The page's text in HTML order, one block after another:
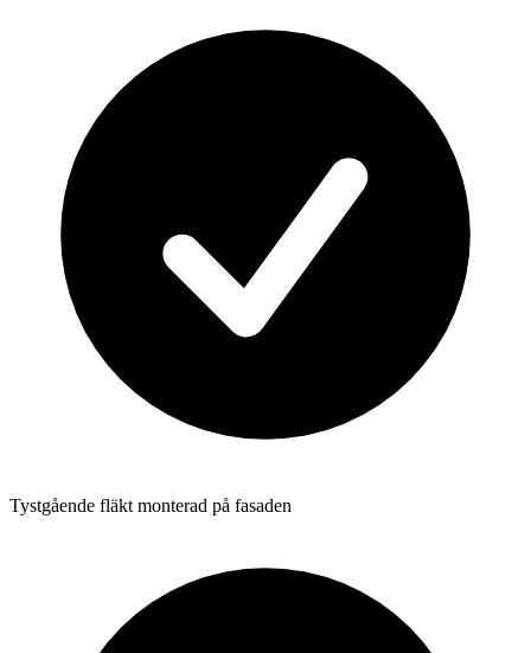
Tystgående fläkt monterad på fasaden